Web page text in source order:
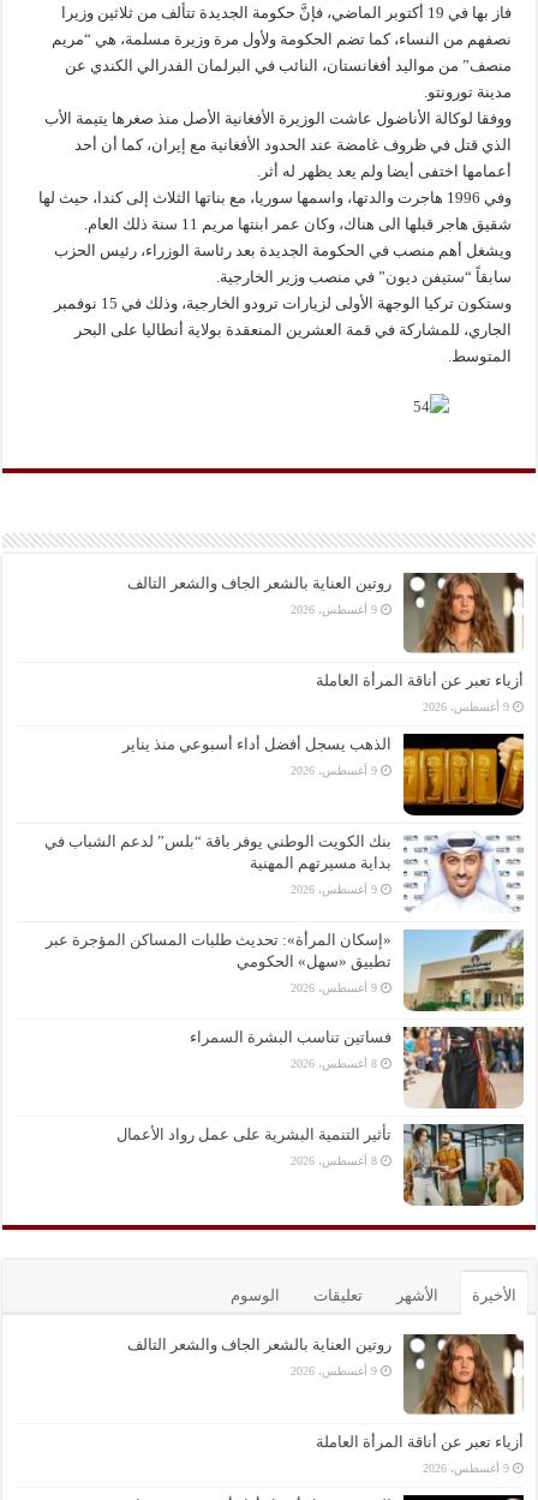
فاز بها في 19 أكتوبر الماضي، فإنَّ حكومة الجديدة تتألف من ثلاثين وزيرا
نصفهم من النساء، كما تضم الحكومة ولأول مرة وزيرة مسلمة، هي “مريم
منصف” من مواليد أفغانستان، النائب في البرلمان الفدرالي الكندي عن
مدينة تورونتو.
ووفقا لوكالة الأناضول عاشت الوزيرة الأفغانية الأصل منذ صغرها يتيمة الأب
الذي قتل في ظروف غامضة عند الحدود الأفغانية مع إيران، كما أن أحد
أعمامها اختفى أيضا ولم يعد يظهر له أثر.
وفي 1996 هاجرت والدتها، واسمها سوريا، مع بناتها الثلاث إلى كندا، حيث لها
شقيق هاجر قبلها الى هناك، وكان عمر ابنتها مريم 11 سنة ذلك العام.
ويشغل أهم منصب في الحكومة الجديدة بعد رئاسة الوزراء، رئيس الحزب
سابقاً “ستيفن ديون” في منصب وزير الخارجية.
وستكون تركيا الوجهة الأولى لزيارات ترودو الخارجية، وذلك في 15 نوفمبر
الجاري، للمشاركة في قمة العشرين المنعقدة بولاية أنطاليا على البحر
المتوسط.
روتين العناية بالشعر الجاف والشعر التالف
9 أغسطس، 2026
أزياء تعبر عن أناقة المرأة العاملة
9 أغسطس، 2026
الذهب يسجل أفضل أداء أسبوعي منذ يناير
9 أغسطس، 2026
بنك الكويت الوطني يوفر باقة “بلس” لدعم الشباب في
بداية مسيرتهم المهنية
9 أغسطس، 2026
«إسكان المرأة»: تحديث طلبات المساكن المؤجرة عبر
تطبيق «سهل» الحكومي
9 أغسطس، 2026
فساتين تناسب البشرة السمراء
8 أغسطس، 2026
تأثير التنمية البشرية على عمل رواد الأعمال
8 أغسطس، 2026
الأخيرة الأشهر تعليقات الوسوم
روتين العناية بالشعر الجاف والشعر التالف
9 أغسطس، 2026
أزياء تعبر عن أناقة المرأة العاملة
9 أغسطس، 2026